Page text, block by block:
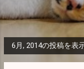
投
6月, 2014の投稿を表